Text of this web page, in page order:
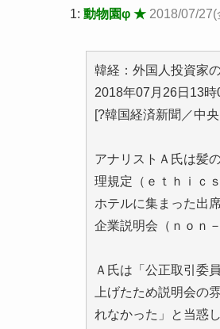
1: 動物園φ ★ 2018/07/
韓経：外国人投資家
2018年07月26日13時
[?韓国経済新聞／中
アナリストＡ氏は髪
理規定（ｅｔｈｉｃ
ホテルに集まった出
企業説明会（ｎｏｎ
Ａ氏は「公正取引委
上げたため説明会の
れなかった」と当惑